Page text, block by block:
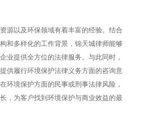
源以及环保领域有着丰富的经验。结合
和多样化的工作背景，锦天城律师能够
业提供全方位的法律服务。与此同时，
供履行环境保护法律义务方面的咨询意
环境保护方面的民事或刑事法律风险，
，为客户找到环境保护与商业效益的最